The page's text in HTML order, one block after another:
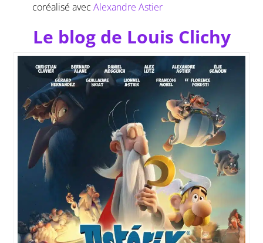
coréalisé avec Alexandre Astier
Le blog de Louis Clichy